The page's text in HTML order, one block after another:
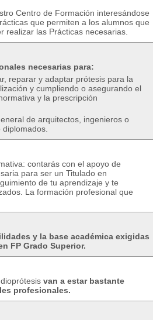
Centro de Formación interesándose
que permiten a los alumnos que
realizar las Prácticas necesarias.
necesarias para:
reparar y adaptar prótesis para la
y cumpliendo o asegurando el
y la prescripción
de arquitectos, ingenieros o
contarás con el apoyo de
para ser un Titulado en
de tu aprendizaje y te
La formación profesional que
y la base académica exigidas
FP Grado Superior.
van a estar bastante
profesionales.